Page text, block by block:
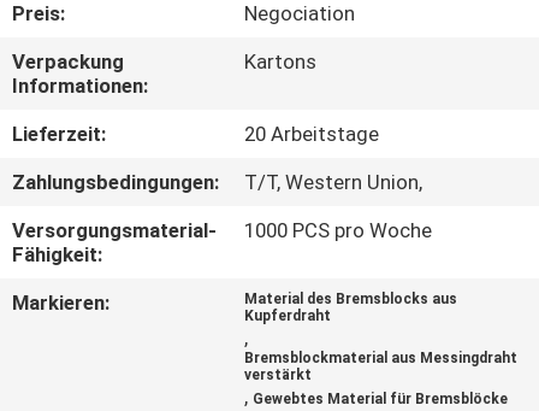
TRETEN
SIE
MIT
UNS
VERBINDUNG
Preis:
Negociation
Verpackung
Informationen:
Kartons
Lieferzeit:
20 Arbeitstage
Zahlungsbedingungen:
T/T, Western Union,
Versorgungsmaterial-
Fähigkeit:
1000 PCS pro Woche
Markieren:
Material des Bremsblocks aus
Kupferdraht
,
Bremsblockmaterial aus Messingdraht
verstärkt
, Gewebtes Material für Bremsblöcke